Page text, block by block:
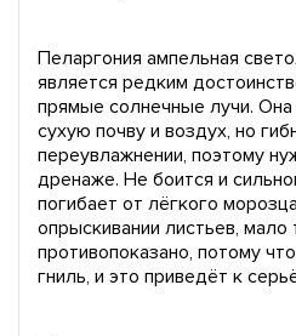
Пеларгония ампельная
является редким
прямые солнечные лучи. Она
сухую почву и воздух, но
переувлажнении, поэтому
дренаже. Не боится и
погибает от лёгкого
опрыскивании листьев, мало
противопоказано, потому
гниль, и это приведёт к